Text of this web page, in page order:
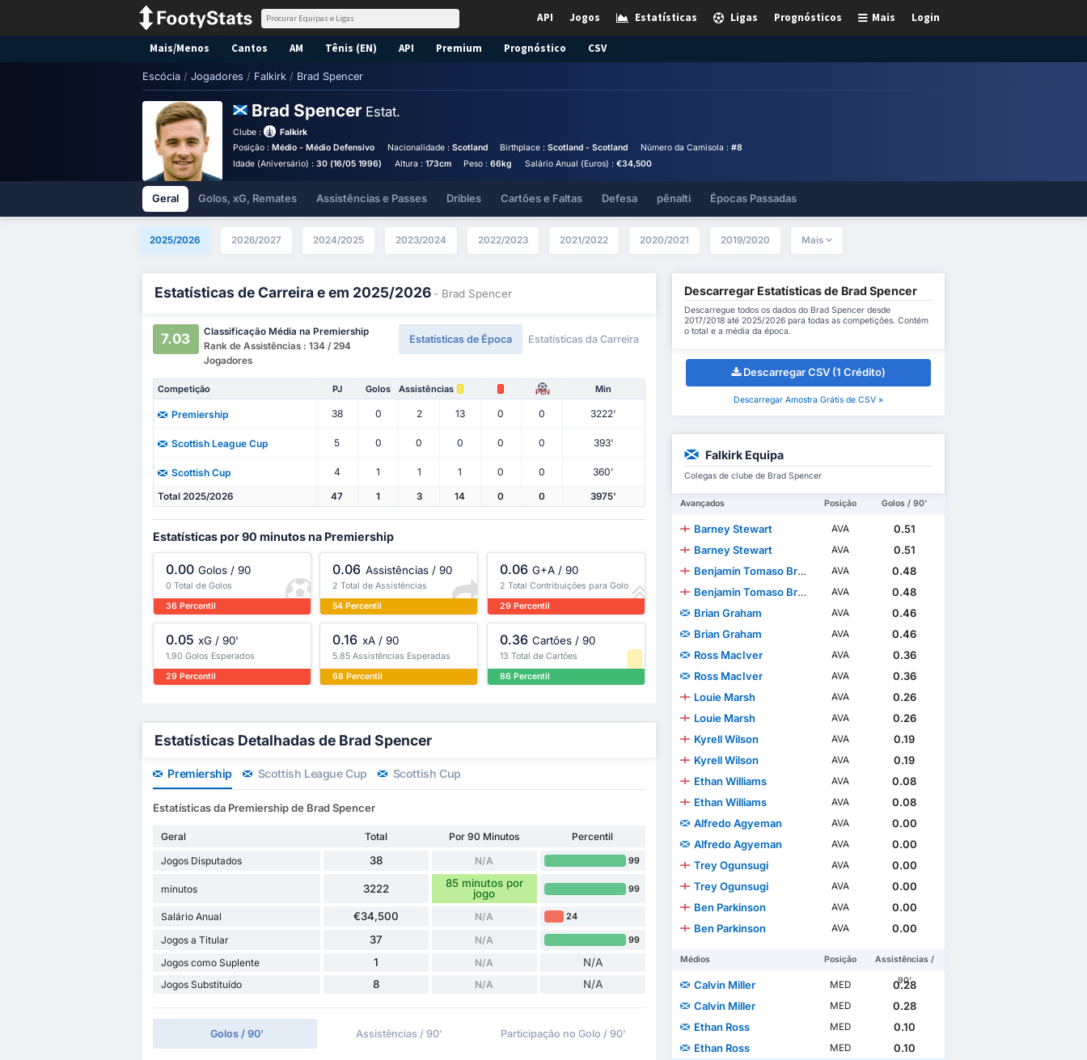
Login
Mais
Prognósticos
Ligas
Estatísticas
Jogos
API
Mais/Menos Cantos AM Tênis (EN) API Premium Prognóstico CSV
Escócia / Jogadores / Falkirk / Brad Spencer
Brad Spencer Estat.
Clube :
Falkirk
Posição :Médio - Médio Defensivo Nacionalidade : Scotland Birthplace :Scotland - Scotland Número da Camisola : #8
Idade (Aniversário) :30 (16/05 1996) Altura : 173cm Peso :66kg Salário Anual (Euros) : €34,500
Geral Golos, xG, Remates Assistências e Passes Dribles Cartões e Faltas Defesa pênalti Épocas Passadas
2025/2026 2026/2027 2024/2025 2023/2024 2022/2023 2021/2022 2020/2021 2019/2020 Mais
Estatísticas de Carreira e em 2025/2026 - Brad Spencer
7.03
Classificação Média na Premiership
Rank de Assistências : 134 / 294
Jogadores
Estatísticas de Época Estatísticas da Carreira
Competição PJ Golos Assistências PEN Min
Premiership 38 0 2 13 0 0 3222'
Scottish League Cup 5 0 0 0 0 0 393'
Scottish Cup 4 1 1 1 0 0 360'
Total 2025/2026 47 1 3 14 0 0 3975'
Estatísticas por 90 minutos na Premiership
0.00 Golos / 90
0 Total de Golos
36 Percentil
0.06 Assistências / 90
2 Total de Assistências
54 Percentil
0.06 G+A / 90
2 Total Contribuições para Golo
29 Percentil
0.05 xG / 90'
1.90 Golos Esperados
29 Percentil
0.16 xA / 90
5.85 Assistências Esperadas
68 Percentil
0.36 Cartões / 90
13 Total de Cartões
86 Percentil
Estatísticas Detalhadas de Brad Spencer
Premiership Scottish League Cup Scottish Cup
Estatísticas da Premiership de Brad Spencer
Geral Total Por 90 Minutos
Percentil
Jogos Disputados
38 N/A 99
minutos 3222
85 minutos por
jogo
99
Salário Anual €34,500 N/A 24
Jogos a Titular 37 N/A 99
Jogos como Suplente 1 N/A N/A
Jogos Substituído 8 N/A N/A
Golos / 90' Assistências / 90' Participação no Golo / 90'
Descarregar Estatísticas de Brad Spencer
Descarregue todos os dados do Brad Spencer desde
2017/2018 até 2025/2026 para todas as competições. Contém
o total e a média da época.
Descarregar CSV (1 Crédito)
Descarregar Amostra Grátis de CSV »
Falkirk Equipa
Colegas de clube de Brad Spencer
Avançados Posição Golos / 90'
Barney Stewart AVA
0.51
Barney Stewart
AVA
0.51
Benjamin Tomaso Broggio
AVA
0.48
Benjamin Tomaso Broggio
AVA
0.48
Brian Graham
AVA
0.46
Brian Graham
AVA
0.46
Ross MacIver
AVA
0.36
Ross MacIver
AVA
0.36
Louie Marsh
AVA
0.26
Louie Marsh
AVA
0.26
Kyrell Wilson
AVA
0.19
Kyrell Wilson
AVA
0.19
Ethan Williams
AVA
0.08
Ethan Williams
AVA
0.08
Alfredo Agyeman
AVA
0.00
Alfredo Agyeman
AVA
0.00
Trey Ogunsugi
AVA
0.00
Trey Ogunsugi
AVA
0.00
Ben Parkinson
AVA
0.00
Ben Parkinson
AVA 0.00
Médios Posição
Assistências /
90'
Calvin Miller MED
0.28
Calvin Miller
MED
0.28
Ethan Ross
MED
0.10
Ethan Ross
MED
0.10